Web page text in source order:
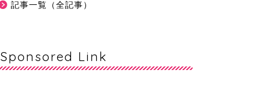
記事一覧（全記事）
Sponsored Link